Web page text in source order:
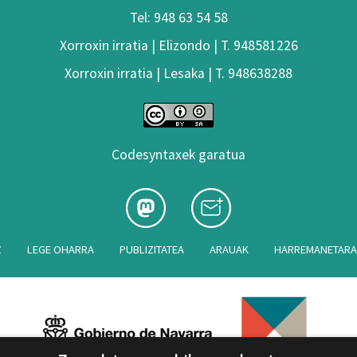
Tel: 948 63 54 58
Xorroxin irratia | Elizondo | T. 948581226
Xorroxin irratia | Lesaka | T. 948638288
Codesyntaxek garatua
LEGE OHARRA PUBLIZITATEA ARAUAK